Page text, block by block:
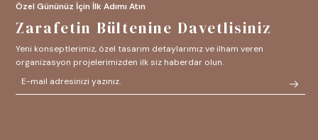
Özel Gününüz İçin İlk Adımı Atın
Zarafetin Bültenine Davetlisiniz
Yeni konseptlerimiz, özel tasarım detaylarımız ve ilham veren
organizasyon projelerimizden ilk siz haberdar olun.